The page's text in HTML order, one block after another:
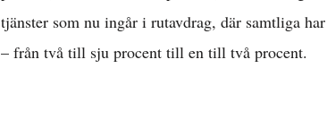
tjänster som nu ingår i rutavdrag, där samtliga
– från två till sju procent till en till två procent.